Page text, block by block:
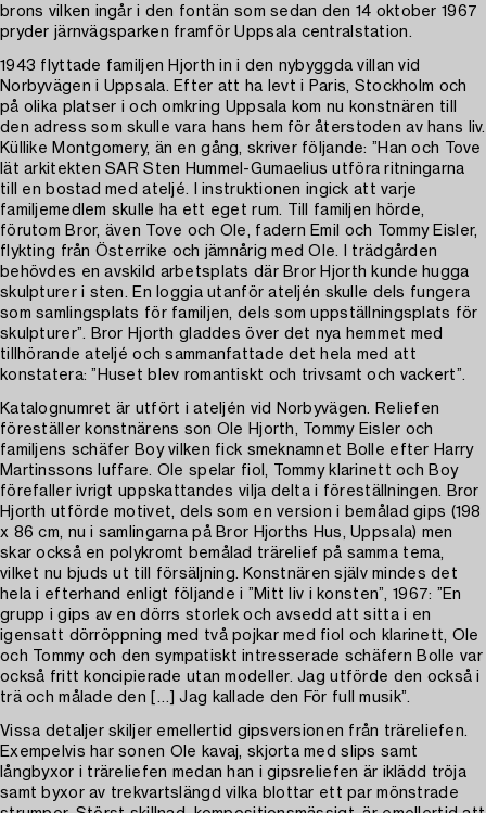
brons vilken ingår i den fontän som sedan den 14 oktober 1967
pryder järnvägsparken framför Uppsala centralstation.
1943 flyttade familjen Hjorth in i den nybyggda villan vid
Norbyvägen i Uppsala. Efter att ha levt i Paris, Stockholm och
på olika platser i och omkring Uppsala kom nu konstnären till
den adress som skulle vara hans hem för återstoden av hans liv.
Küllike Montgomery, än en gång, skriver följande: ”Han och Tove
lät arkitekten SAR Sten Hummel-Gumaelius utföra ritningarna
till en bostad med ateljé. I instruktionen ingick att varje
familjemedlem skulle ha ett eget rum. Till familjen hörde,
förutom Bror, även Tove och Ole, fadern Emil och Tommy Eisler,
flykting från Österrike och jämnårig med Ole. I trädgården
behövdes en avskild arbetsplats där Bror Hjorth kunde hugga
skulpturer i sten. En loggia utanför ateljén skulle dels fungera
som samlingsplats för familjen, dels som uppställningsplats för
skulpturer”. Bror Hjorth gladdes över det nya hemmet med
tillhörande ateljé och sammanfattade det hela med att
konstatera: ”Huset blev romantiskt och trivsamt och vackert”.
Katalognumret är utfört i ateljén vid Norbyvägen. Reliefen
föreställer konstnärens son Ole Hjorth, Tommy Eisler och
familjens schäfer Boy vilken fick smeknamnet Bolle efter Harry
Martinssons luffare. Ole spelar fiol, Tommy klarinett och Boy
förefaller ivrigt uppskattandes vilja delta i föreställningen. Bror
Hjorth utförde motivet, dels som en version i bemålad gips (198
x 86 cm, nu i samlingarna på Bror Hjorths Hus, Uppsala) men
skar också en polykromt bemålad trärelief på samma tema,
vilket nu bjuds ut till försäljning. Konstnären själv mindes det
hela i efterhand enligt följande i ”Mitt liv i konsten”, 1967: ”En
grupp i gips av en dörrs storlek och avsedd att sitta i en
igensatt dörröppning med två pojkar med fiol och klarinett, Ole
och Tommy och den sympatiskt intresserade schäfern Bolle var
också fritt koncipierade utan modeller. Jag utförde den också i
trä och målade den […] Jag kallade den För full musik”.
Vissa detaljer skiljer emellertid gipsversionen från träreliefen.
Exempelvis har sonen Ole kavaj, skjorta med slips samt
långbyxor i träreliefen medan han i gipsreliefen är iklädd tröja
samt byxor av trekvartslängd vilka blottar ett par mönstrade